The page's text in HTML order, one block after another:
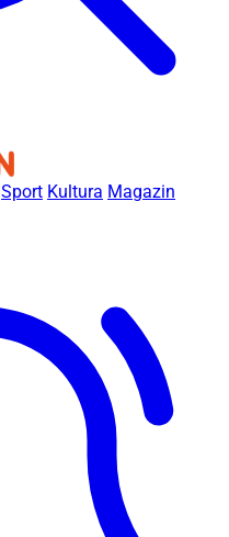
Sport Kultura Magazin